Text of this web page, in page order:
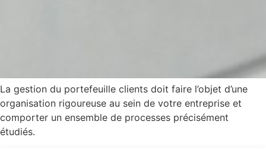
La gestion du portefeuille clients doit faire l’objet d’une
organisation rigoureuse au sein de votre entreprise et
comporter un ensemble de processes précisément
étudiés.